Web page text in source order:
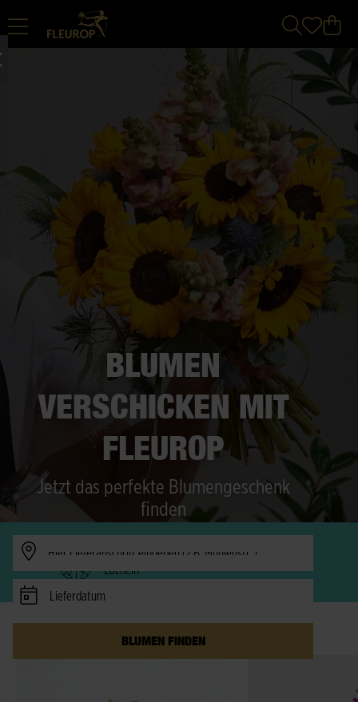
BLUMEN
VERSCHICKEN MIT
FLEUROP
Jetzt das perfekte Blumengeschenk
finden
Verfügbarkeit prüfen
Lieferdatum
BLUMEN FINDEN
Freude in 150 Länder - schneller als ein
Lächeln
DIE BESTSELLER IM AUGUST